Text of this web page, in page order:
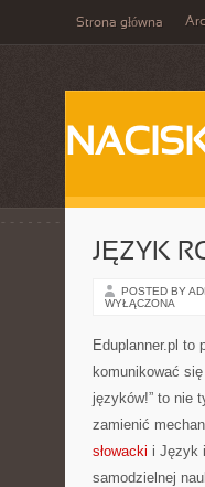
Strona główna
JĘZYK
POSTED BY
WYŁĄCZONA
Eduplanner.pl to
komunikować
języków!” to nie
zamienić
słowacki i Język
samodzielnej